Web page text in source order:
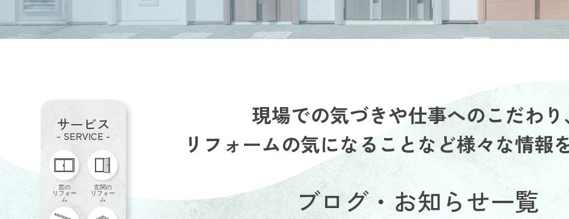
サービス
- SERVICE -
窓の
リフォー
ム
玄関の
リフォー
ム
現場での気づきや仕事へのこだわり、
リフォームの気になることなど様々な情報
ブログ・お知らせ一覧